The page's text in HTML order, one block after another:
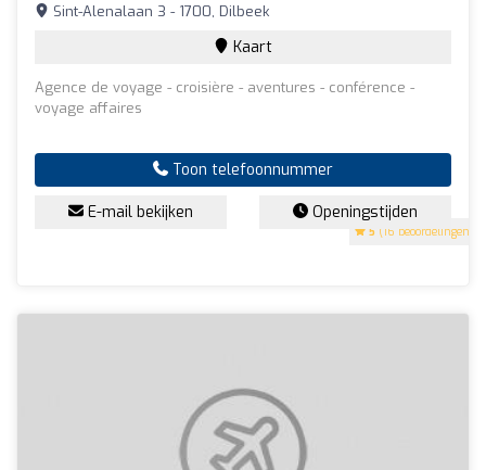
5 (16 beoordelingen)
Sint-Alenalaan 3 - 1700, Dilbeek
Kaart
Agence de voyage - croisière - aventures - conférence -
voyage affaires
Toon telefoonnummer
E-mail bekijken Openingstijden